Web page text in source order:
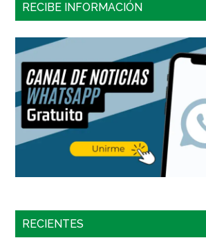
RECIBE INFORMACIÓN
RECIENTES